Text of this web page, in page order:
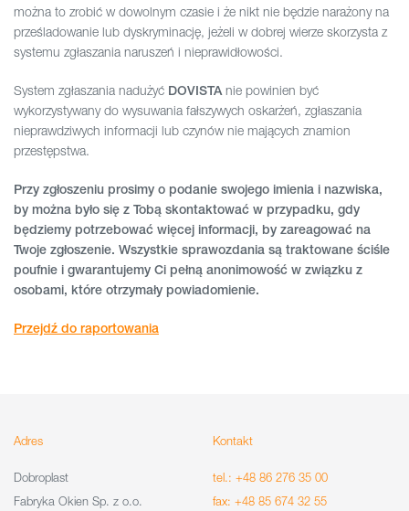
można to zrobić w dowolnym czasie i że nikt nie będzie narażony na
prześladowanie lub dyskryminację, jeżeli w dobrej wierze skorzysta z
systemu zgłaszania naruszeń i nieprawidłowości.
System zgłaszania nadużyć DOVISTA nie powinien być
wykorzystywany do wysuwania fałszywych oskarżeń, zgłaszania
nieprawdziwych informacji lub czynów nie mających znamion
przestępstwa.
Przy zgłoszeniu prosimy o podanie swojego imienia i nazwiska,
by można było się z Tobą skontaktować w przypadku, gdy
będziemy potrzebować więcej informacji, by zareagować na
Twoje zgłoszenie. Wszystkie sprawozdania są traktowane ściśle
poufnie i gwarantujemy Ci pełną anonimowość w związku z
osobami, które otrzymały powiadomienie.
Przejdź do raportowania
Adres
Dobroplast
Fabryka Okien Sp. z o.o.
Kontakt
tel.: +48 86 276 35 00
fax: +48 85 674 32 55